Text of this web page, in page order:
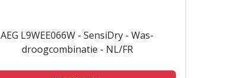
AEG L9WEE066W - SensiDry - Was-
droogcombinatie - NL/FR